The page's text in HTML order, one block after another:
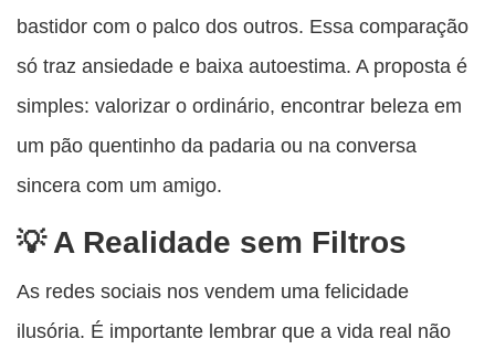
bastidor com o palco dos outros. Essa comparação
só traz ansiedade e baixa autoestima. A proposta é
simples: valorizar o ordinário, encontrar beleza em
um pão quentinho da padaria ou na conversa
sincera com um amigo.
A Realidade sem Filtros
As redes sociais nos vendem uma felicidade
ilusória. É importante lembrar que a vida real não